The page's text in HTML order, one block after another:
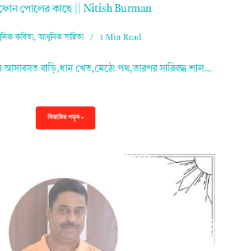
পোলের কাছে || Nitish Burman
কবিতা,আধুনিক সাহিত্য 1 Min Read
বাড়ি,ধান খেত,মেঠো পথ,তারপর সারিবদ্ধ শাল…
বিস্তারিত পড়ুন »